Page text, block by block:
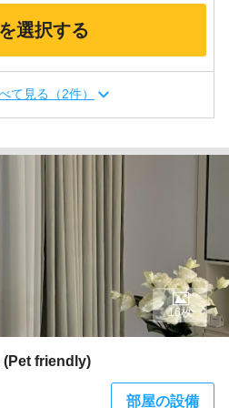
選択する
て見る（2件）
(Pet friendly)
部屋の設備
16枚